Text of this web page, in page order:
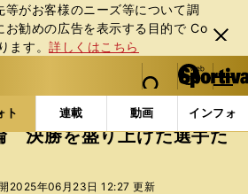
等がお客様のニーズ等について調
お勧めの広告を表⽰する⽬的で Co
ます。詳しくはこちら
閉じ
る
web Sportiva (webスポルティーバ)
検索
マイペ
ー
ジ
メニュ
ト 連載 動画 インフォ
コラムフォト 高松宮記念杯競輪
決勝を盛り上げた選手た
2025年06月23日 12:27 更新